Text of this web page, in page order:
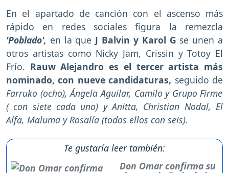
En el apartado de canción con el ascenso más
rápido en redes sociales figura la remezcla
'Poblado', en la que J Balvin y Karol G se unen a
otros artistas como Nicky Jam, Crissin y Totoy El
Frío. Rauw Alejandro es el tercer artista más
nominado, con nueve candidaturas, seguido de
Farruko (ocho), Ángela Aguilar, Camilo y Grupo Firme
( con siete cada uno) y Anitta, Christian Nodal, El
Alfa, Maluma y Rosalía (todos ellos con seis).
Te gustaría leer también:
Don Omar confirma su